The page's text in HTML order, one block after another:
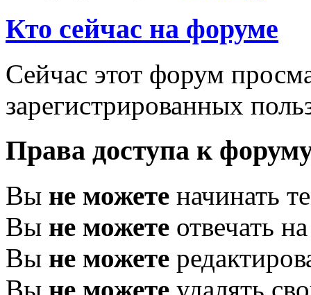
Кто сейчас на форуме
Сейчас этот форум
зарегистрированных
Права доступа к
Вы не можете начинать
Вы не можете отвечать
Вы не можете
Вы не можете удалять